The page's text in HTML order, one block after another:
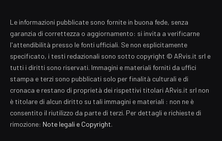
Le informazioni pubblicate sono fornite in buona fede, senza
garanzia di correttezza o aggiornamento: si invita a verificarne
l'attendibilità presso le fonti ufficiali. Se non esplicitamente
specificato, i testi redazionali sono sotto copyright © ARvis.it srl e
tutti i diritti sono riservati. Immagini e materiali forniti da uffici
stampa e terzi sono pubblicati solo per finalità culturali e di
cronaca e restano di proprietà dei rispettivi titolari ARvis.it srl non
è titolare di alcun diritto su tali immagini e materiali : non ne è
consentito il riutilizzo da parte di terzi. Per dettagli e richieste di
rimozione: Note legali e Copyright.